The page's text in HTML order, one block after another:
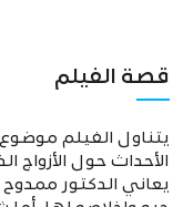
قصة الفيلم
يتناول الفيلم
الأحداث حول الأزواج
يعاني الدكتور